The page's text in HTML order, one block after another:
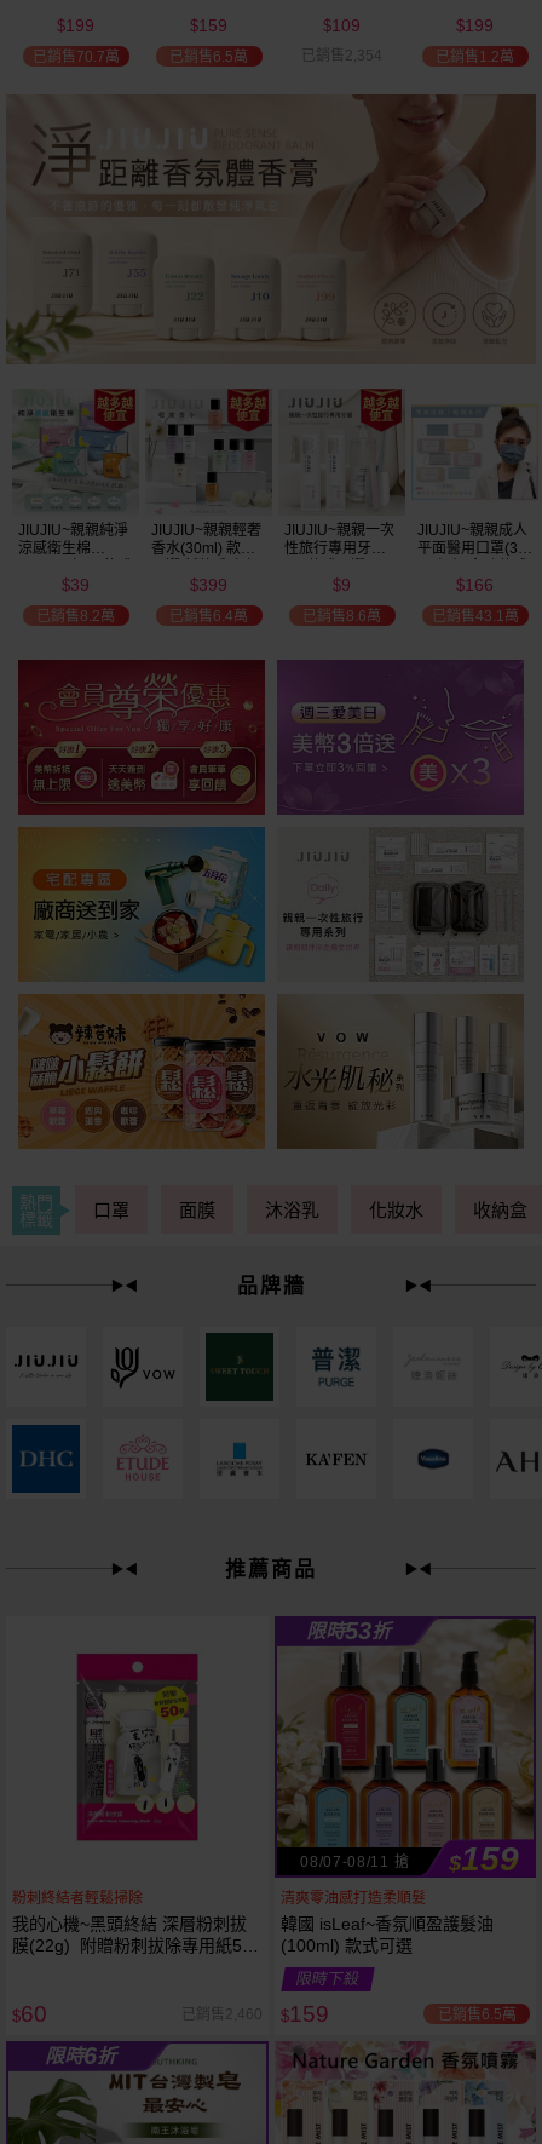
59
限時
選 全新包裝
$199
已銷售70.7萬
$159
已銷售6.5萬
(600ml)
$109
已銷售2,354
$199
已銷售1.2萬
JIUJIU~親親純淨
涼感衛生棉
$39
已銷售8.2萬
JIUJIU~親親輕奢
香水(30ml) 款式
市/平替香水/大牌
香水/大牌平替
$399
已銷售6.4萬
JIUJIU~親親一次
性旅行專用牙刷(1
$9
已銷售8.6萬
JIUJIU~親親成人
平面醫用口罩(30
可選 MD雙鋼印
$166
已銷售43.1萬
熱門
標籤
口罩 面膜 沐浴乳 化妝水 收納盒
品牌牆
推薦商品
粉刺終結者輕鬆掃除
我的心機~黑頭終結 深層粉刺拔
膜(22g) 附贈粉刺拔除專用紙50
$60 已銷售2,460
限時53折
08/07-08/11 搶 $159
清爽零油感打造柔順髮
韓國 isLeaf~香氛順盈護髮油
(100ml) 款式可選
限時下殺
$159 已銷售6.5萬
限時6折